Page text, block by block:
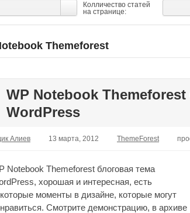
Колличество статей
на странице:
Themeforest
WP Notebook
WordPress
Алиев 13 марта, 2012 ThemeForest
Notebook Themeforest блоговая тема
хорошая и интересная, есть
моменты в дизайне, которые могут
Смотрите демонстрацию, в архиве